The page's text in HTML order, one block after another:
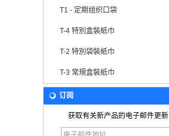
T1 - 定期组织口袋
T-4 特別盒裝紙巾
T-2 特別袋裝紙巾
T-3 常規盒裝紙巾
订阅
获取有关新产品的电子邮件更新